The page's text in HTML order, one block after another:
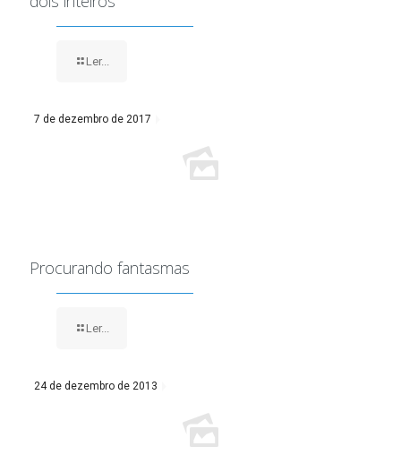
Ler...
7 de dezembro de 2017
Procurando fantasmas
Ler...
24 de dezembro de 2013